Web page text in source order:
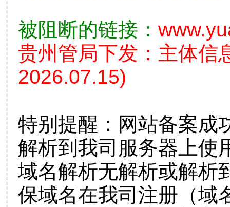
被阻断的链接：
贵州管局下发：主体信
2026.07.15)
特别提醒：网站备案成
解析到我司服务器上使
域名解析无解析或解析
保域名在我司注册（域